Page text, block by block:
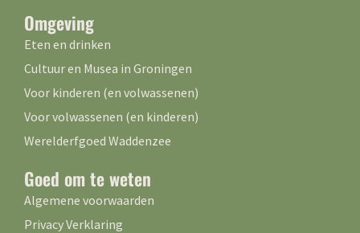
Omgeving
Eten en drinken
Cultuur en Musea in Groningen
Voor kinderen (en volwassenen)
Voor volwassenen (en kinderen)
Werelderfgoed Waddenzee
Goed om te weten
Algemene voorwaarden
Privacy Verklaring